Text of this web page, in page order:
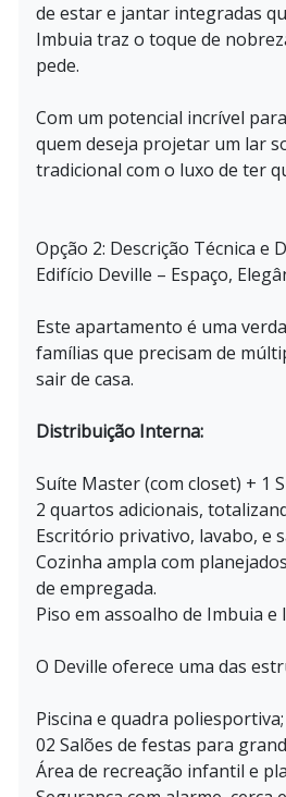
de estar e jantar integradas
Imbuia traz o toque de
pede.
Com um potencial incrível
quem deseja projetar um lar
tradicional com o luxo de ter
Opção 2: Descrição Técnica e
Edifício Deville – Espaço,
Este apartamento é uma
famílias que precisam de
sair de casa.
Distribuição Interna:
Suíte Master (com closet) + 1
2 quartos adicionais,
Escritório privativo, lavabo, e
Cozinha ampla com
de empregada.
Piso em assoalho de Imbuia
O Deville oferece uma das
Piscina e quadra poliesportiva;
02 Salões de festas para
Área de recreação infantil e